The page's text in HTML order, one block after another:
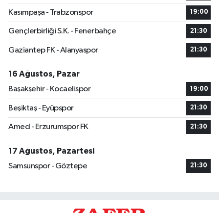
Kasımpaşa - Trabzonspor 19:00
Gençlerbirliği S.K. - Fenerbahçe 21:30
Gaziantep FK - Alanyaspor 21:30
16 Ağustos, Pazar
Başakşehir - Kocaelispor
19:00
Beşiktaş - Eyüpspor 21:30
Amed - Erzurumspor FK 21:30
17 Ağustos, Pazartesi
Samsunspor - Göztepe
21:30